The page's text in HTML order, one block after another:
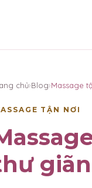
chủ›Blog›Massage
TẬN NƠI